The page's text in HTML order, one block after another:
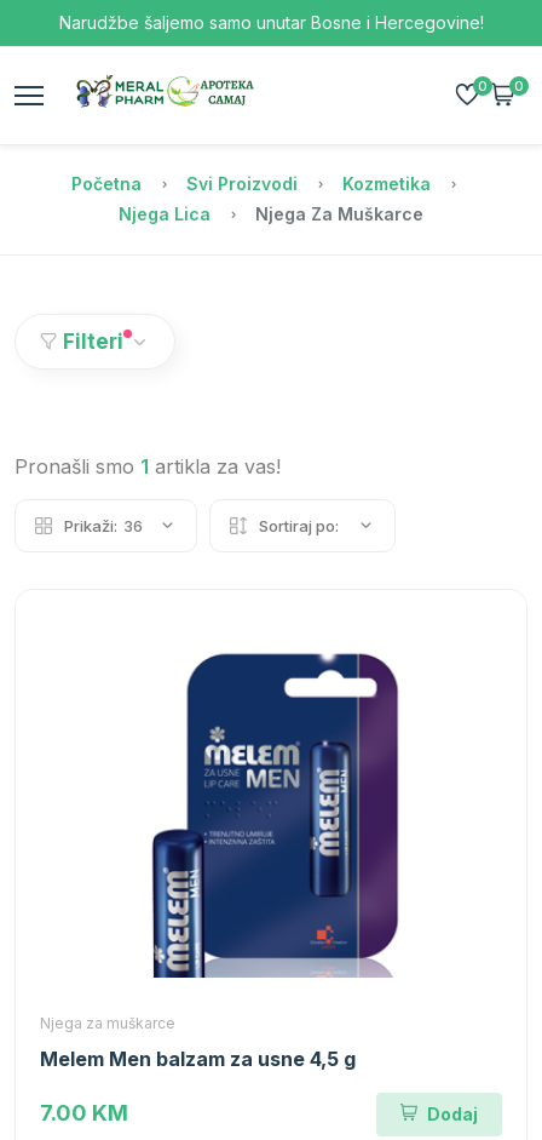
Narudžbe šaljemo samo unutar Bosne i Hercegovine!
0 0
Početna Svi Proizvodi
Kozmetika
Njega Lica
Njega Za Muškarce
Filteri
Pronašli smo 1 artikla za vas!
Prikaži: 36 Sortiraj po:
Njega za muškarce
Melem Men balzam za usne 4,5 g
7.00 KM Dodaj